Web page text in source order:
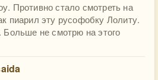
Противно стало смотреть на
пиарил эту русофобку Лолиту.
Больше не смотрю на этого